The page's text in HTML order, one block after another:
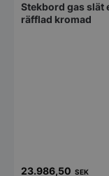
Stekbord gas slät
räfflad kromad
23.986,50 SEK